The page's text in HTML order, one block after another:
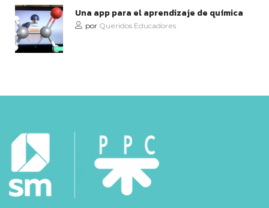
Una app para el aprendizaje de química
por Queridos Educadores